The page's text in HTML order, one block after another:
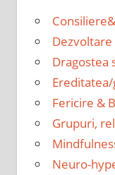
Dragostea
Fericire &
Grupuri,
Neuro-